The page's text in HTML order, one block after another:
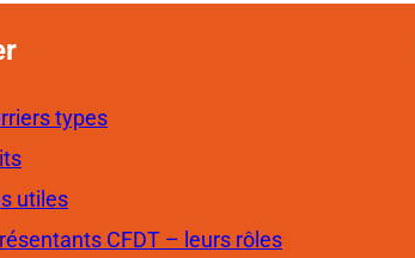
types
utiles
CFDT – leurs rôles